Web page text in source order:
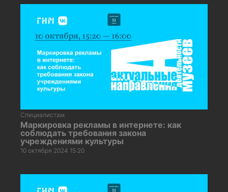
Специалистам
Маркировка рекламы в интернете: как
соблюдать требования закона
учреждениями культуры
10 октября 2024 15:20